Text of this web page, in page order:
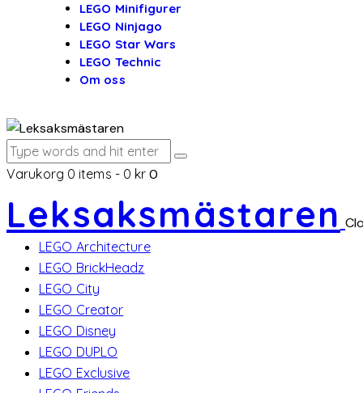
LEGO Minifigurer
LEGO Ninjago
LEGO Star Wars
LEGO Technic
Om oss
Varukorg 0 items - 0 kr 0
Leksaksmästaren
LEGO Architecture
LEGO BrickHeadz
LEGO City
LEGO Creator
LEGO Disney
LEGO DUPLO
LEGO Exclusive